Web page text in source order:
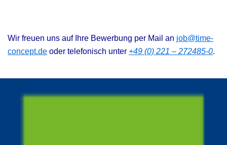
Wir freuen uns auf Ihre Bewerbung per Mail an job@time-
concept.de oder telefonisch unter +49 (0) 221 – 272485-0.